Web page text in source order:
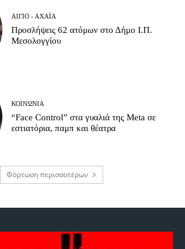
ΑΊΓΙΟ - ΑΧΑΪ́Α
Προσλήψεις 62 ατόμων στο Δήμο Ι.Π.
Μεσολογγίου
ΚΟΙΝΩΝΊΑ
“Face Control” στα γυαλιά της Meta σε
εστιατόρια, παμπ και θέατρα
Φόρτωση περισσοτέρων